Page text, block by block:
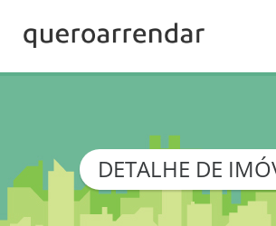
DETALHE DE